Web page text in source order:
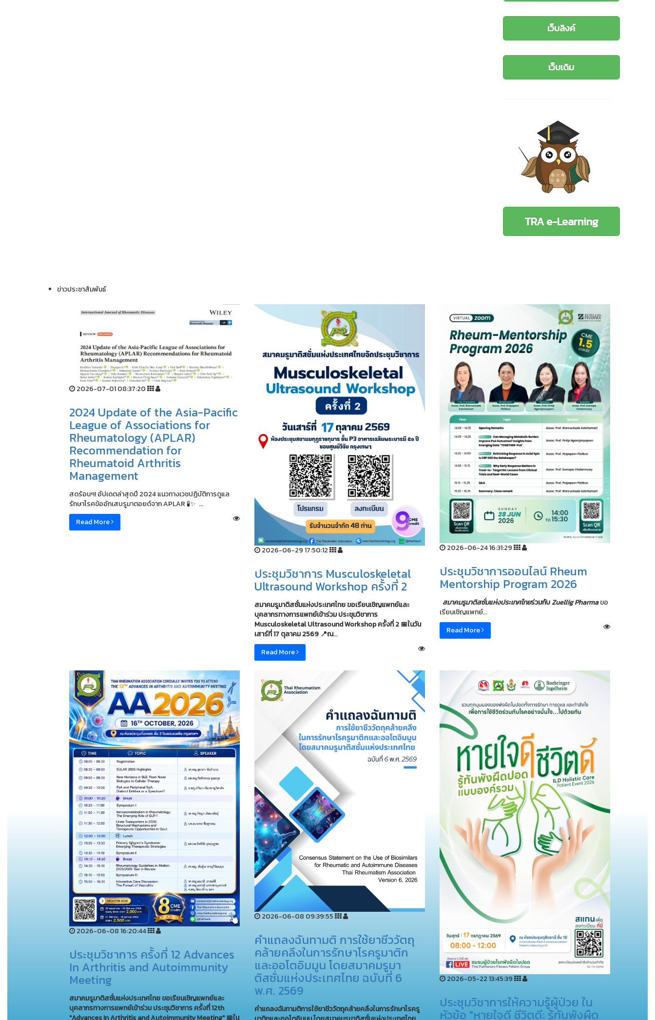
เว็บลิงค์
เว็บเดิม
TRA e-Learning
ข่าวประชาสัมพันธ์
2026-07-01 08:37:20
2024 Update of the Asia-Pacific
League of Associations for
Rheumatology (APLAR)
Recommendation for
Rheumatoid Arthritis
Management
สดร้อนๆ! อัปเดตล่าสุดปี 2024 แนวทางเวชปฏิบัติการดูแล
รักษาโรคข้ออักเสบรูมาตอยด์จาก APLAR 🧪✨ ...
Read More
2026-06-29 17:50:12
ประชุมวิชาการ Musculoskeletal
Ultrasound Workshop ครั้งที่ 2
สมาคมรูมาติสซั่มแห่งประเทศไทยขอเรียนเชิญแพทย์และ
บุคลากรทางการแพทย์เข้าร่วมประชุมวิชาการ
Musculoskeletal Ultrasound Workshop ครั้งที่ 2📅ในวัน
เสาร์ที่ 17 ตุลาคม 2569 📍ณ...
Read More
2026-06-24 16:31:29
ประชุมวิชาการออนไลน์ Rheum
Mentorship Program 2026
สมาคมรูมาติสซั่มแห่งประเทศไทยร่วมกับZuellig Pharmaขอ
เรียนเชิญแพทย์...
Read More
2026-06-08 16:20:44
ประชุมวิชาการ ครั้งที่ 12 Advances
In Arthritis and Autoimmunity
Meeting
สมาคมรูมาติสซั่มแห่งประเทศไทยขอเรียนเชิญแพทย์และ
บุคลากรทางการแพทย์เข้าร่วมประชุมวิชาการ ครั้งที่ 12th
2026-06-08 09:39:55
คำแถลงฉันทามติ การใช้ยาชีววัตถุ
คล้ายคลึงในการรักษาโรครูมาติก
และออโตอิมมูน โดยสมาคมรูมา
ติสซั่มแห่งประเทศไทย ฉบับที่ 6
พ.ศ. 2569
คำแถลงฉันทามติการใช้ยาชีววัตถุคล้ายคลึงในการรักษาโรครู
2026-05-22 13:45:39
ประชุมวิชาการให้ความรู้ผู้ป่วย ใน
หัวข้อ "หายใจดี ชีวิตดี: รู้ทันพังผืด